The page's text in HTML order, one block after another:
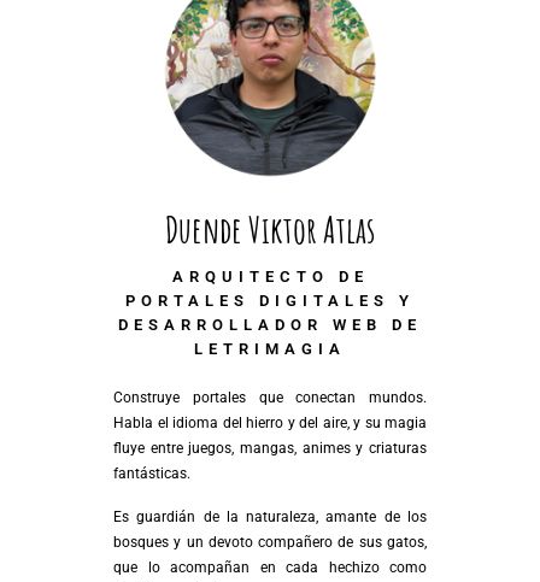
Duende Viktor Atlas
ARQUITECTO DE
PORTALES DIGITALES Y
DESARROLLADOR WEB DE
LETRIMAGIA
Construye portales que conectan mundos.
Habla el idioma del hierro y del aire, y su magia
fluye entre juegos, mangas, animes y criaturas
fantásticas.
Es guardián de la naturaleza, amante de los
bosques y un devoto compañero de sus gatos,
que lo acompañan en cada hechizo como